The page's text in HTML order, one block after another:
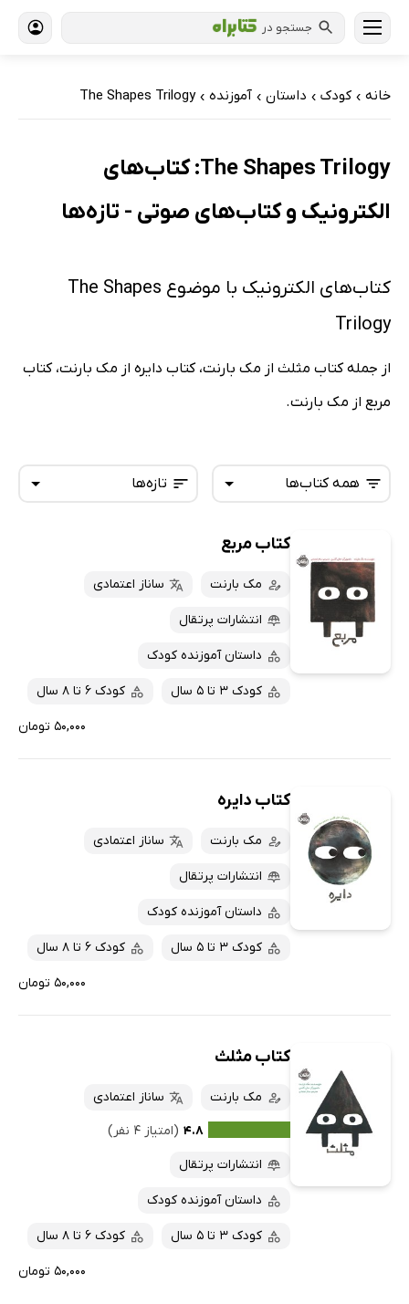
جستجو در
خانه › کودک › داستان › آموزنده ›
The Shapes Trilogy
The Shapes Trilogy: کتاب‌های
الکترونیک و کتاب‌های صوتی - تازه‌ها
کتاب‌های الکترونیک با موضوع The Shapes
Trilogy
از جمله کتاب مثلث از مک بارنت، کتاب دایره از مک بارنت، کتاب
مربع از مک بارنت.
تازه‌ها
داغ‌ترین‌ها
پرفروش‌ها
پربحث‌ها
ارزان ترین‌ها
همه کتاب‌ها
کتاب‌های صوتی
کتاب‌های متنی
کتاب مربع
مک بارنت ساناز اعتمادی
انتشارات پرتقال
داستان آموزنده کودک
کودک 3 تا 5 سال کودک 6 تا 8 سال
۵۰,۰۰۰ تومان
کتاب دایره
مک بارنت ساناز اعتمادی
انتشارات پرتقال
داستان آموزنده کودک
کودک 3 تا 5 سال کودک 6 تا 8 سال
۵۰,۰۰۰ تومان
کتاب مثلث
مک بارنت
ساناز اعتمادی
۴.۸ (امتیاز ۴ نفر)
انتشارات پرتقال
داستان آموزنده کودک
کودک 3 تا 5 سال کودک 6 تا 8 سال
۵۰,۰۰۰ تومان